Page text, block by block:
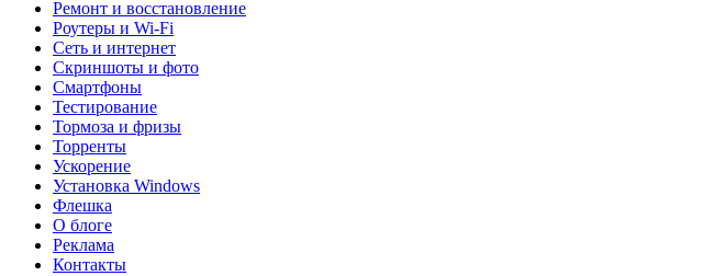
Ремонт и восстановление
Роутеры и Wi-Fi
Сеть и интернет
Скриншоты и фото
Смартфоны
Тестирование
Тормоза и фризы
Торренты
Ускорение
Установка Windows
Флешка
О блоге
Реклама
Контакты